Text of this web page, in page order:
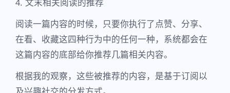
4. 文末相关阅读的推荐
阅读一篇内容的时候，只要你执行了点赞、分享、
在看、收藏这四种行为中的任何一种，系统都会在
这篇内容的底部给你推荐几篇相关内容。
根据我的观察，这些被推荐的内容，是基于订阅以